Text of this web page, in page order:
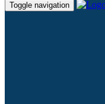
Toggle navigation